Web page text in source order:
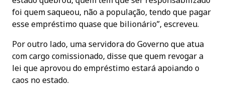
foi quem saqueou, não a população, tendo que pagar
esse empréstimo quase que bilionário”, escreveu.
Por outro lado, uma servidora do Governo que atua
com cargo comissionado, disse que quem revogar a
lei que aprovou do empréstimo estará apoiando o
caos no estado.